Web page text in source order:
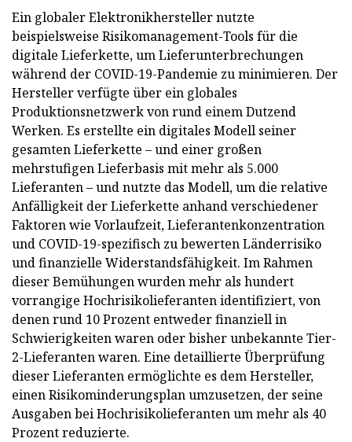
Ein globaler Elektronikhersteller nutzte
beispielsweise Risikomanagement-Tools für die
digitale Lieferkette, um Lieferunterbrechungen
während der COVID-19-Pandemie zu minimieren. Der
Hersteller verfügte über ein globales
Produktionsnetzwerk von rund einem Dutzend
Werken. Es erstellte ein digitales Modell seiner
gesamten Lieferkette – und einer großen
mehrstufigen Lieferbasis mit mehr als 5.000
Lieferanten – und nutzte das Modell, um die relative
Anfälligkeit der Lieferkette anhand verschiedener
Faktoren wie Vorlaufzeit, Lieferantenkonzentration
und COVID-19-spezifisch zu bewerten Länderrisiko
und finanzielle Widerstandsfähigkeit. Im Rahmen
dieser Bemühungen wurden mehr als hundert
vorrangige Hochrisikolieferanten identifiziert, von
denen rund 10 Prozent entweder finanziell in
Schwierigkeiten waren oder bisher unbekannte Tier-
2-Lieferanten waren. Eine detaillierte Überprüfung
dieser Lieferanten ermöglichte es dem Hersteller,
einen Risikominderungsplan umzusetzen, der seine
Ausgaben bei Hochrisikolieferanten um mehr als 40
Prozent reduzierte.